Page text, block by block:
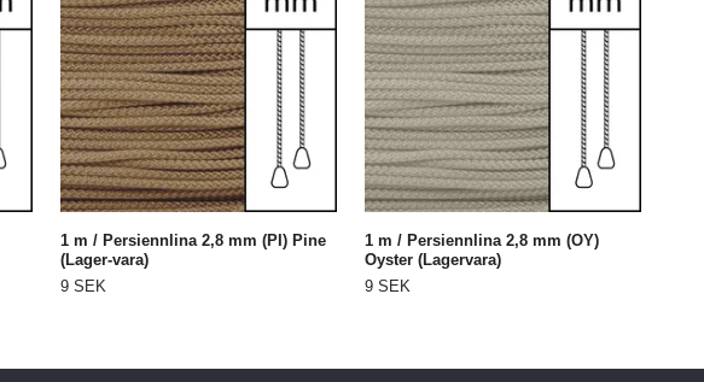
1 m / Persiennlina 2,8 mm (PI) Pine
(Lager-vara)
9 SEK
1 m / Persiennlina 2,8 mm (OY)
Oyster (Lagervara)
9 SEK